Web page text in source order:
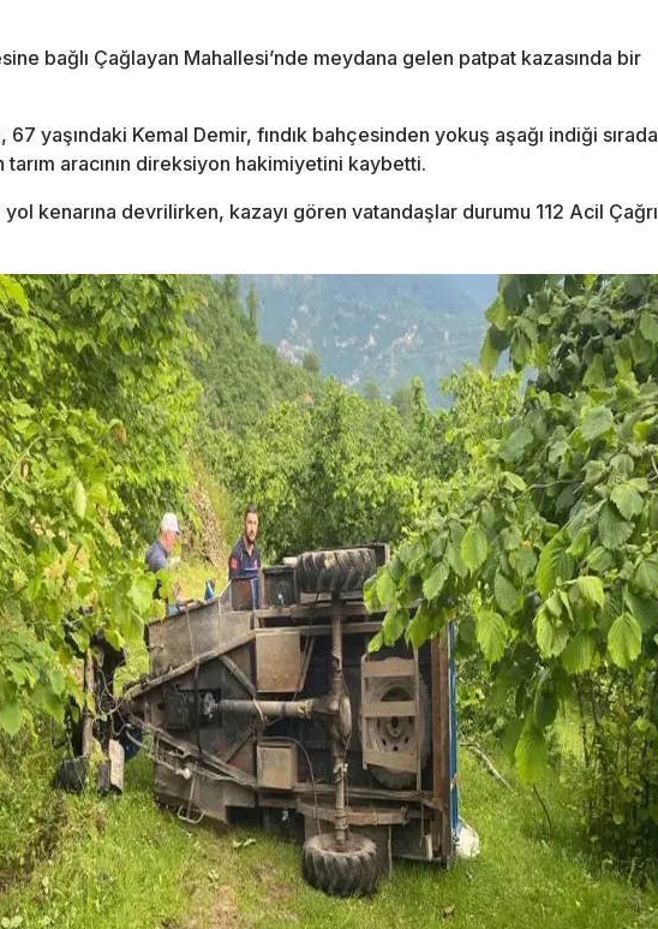
bağlı Çağlayan Mahallesi’nde meydana gelen patpat kazasında bir
yaşındaki Kemal Demir, fındık bahçesinden yokuş aşağı indiği sırada
aracının direksiyon hakimiyetini kaybetti.
kenarına devrilirken, kazayı gören vatandaşlar durumu 112 Acil Çağrı